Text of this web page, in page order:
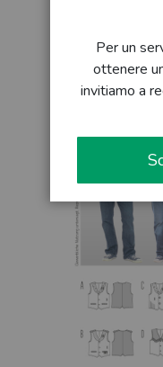
Per un
ottenere
invitiamo a